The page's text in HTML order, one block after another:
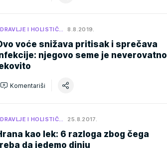
I HOLISTIČ… 8.8.2019.
voće snižava pritisak i sprečava
njegovo seme je neverovatno
Komentariši
I HOLISTIČ… 25.8.2017.
kao lek: 6 razloga zbog čega
da jedemo dinju